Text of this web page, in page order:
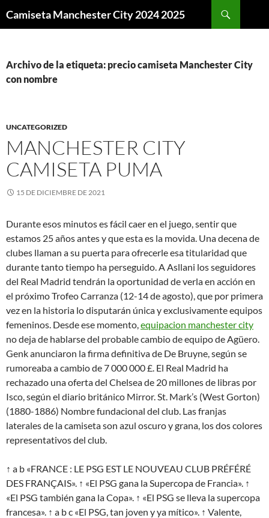
Camiseta Manchester City 2024 2025
Archivo de la etiqueta: precio camiseta Manchester City
con nombre
UNCATEGORIZED
MANCHESTER CITY
CAMISETA PUMA
15 DE DICIEMBRE DE 2021
Durante esos minutos es fácil caer en el juego, sentir que
estamos 25 años antes y que esta es la movida. Una decena de
clubes llaman a su puerta para ofrecerle esa titularidad que
durante tanto tiempo ha perseguido. A Asllani los seguidores
del Real Madrid tendrán la oportunidad de verla en acción en
el próximo Trofeo Carranza (12-14 de agosto), que por primera
vez en la historia lo disputarán única y exclusivamente equipos
femeninos. Desde ese momento,equipacion manchester city
no deja de hablarse del probable cambio de equipo de Agüero.
Genk anunciaron la firma definitiva de De Bruyne, según se
rumoreaba a cambio de 7 000 000 £. El Real Madrid ha
rechazado una oferta del Chelsea de 20 millones de libras por
Isco, según el diario británico Mirror. St. Mark’s (West Gorton)
(1880-1886) Nombre fundacional del club. Las franjas
laterales de la camiseta son azul oscuro y grana, los dos colores
representativos del club.
↑ a b «FRANCE : LE PSG EST LE NOUVEAU CLUB PRÉFÉRÉ
DES FRANÇAIS». ↑ «El PSG gana la Supercopa de Francia». ↑
«El PSG también gana la Copa». ↑ «El PSG se lleva la supercopa
francesa». ↑ a b c «El PSG, tan joven y ya mítico». ↑ Valente,